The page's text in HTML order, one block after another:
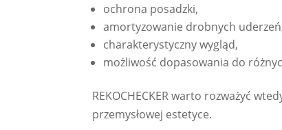
ochrona posadzki,
amortyzowanie drobnych
charakterystyczny wygląd,
możliwość dopasowania do
REKOCHECKER warto rozważyć
przemysłowej estetyce.